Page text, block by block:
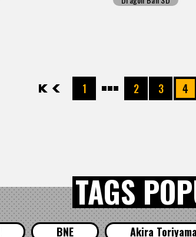
先頭 1 2 3 4
TAGS
BNE Akira Toriyama